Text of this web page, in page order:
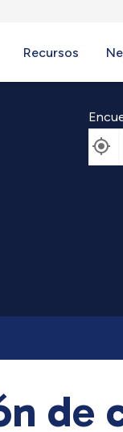
Recursos
de